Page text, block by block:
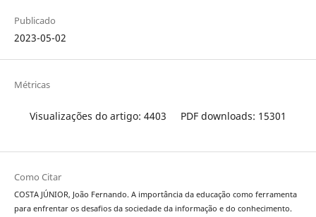
Publicado
2023-05-02
Métricas
Visualizações do artigo: 4403 PDF downloads: 15301
Como Citar
COSTA JÚNIOR, João Fernando. A importância da educação como ferramenta
para enfrentar os desafios da sociedade da informação e do conhecimento.